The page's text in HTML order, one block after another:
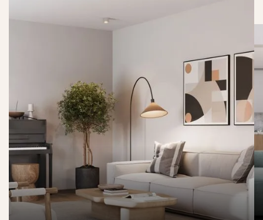
Bouwkundige keuring: Koper is te allen tijde
bouwkundige keuring te laten verrichten dan
wel andere adviseurs te raadplegen teneinde een
goed inzicht te verkrijgen over de staat van
onderhoud.
Opkoopbescherming: Sinds 1 oktober 2022 geldt
in de gemeente Maastricht een
opkoopbescherming van woningen tot 402.000
euro (prijspeil 2025).